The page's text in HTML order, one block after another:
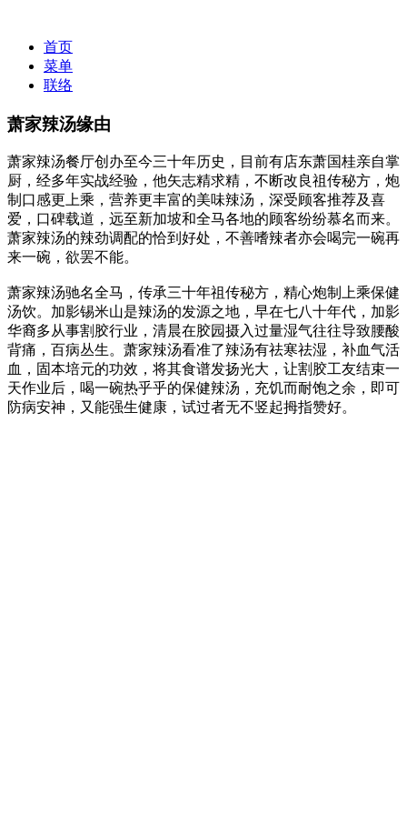
首页
菜单
联络
萧家辣汤缘由
萧家辣汤餐厅创办至今三十年历史，目前有店东萧国桂亲自掌
厨，经多年实战经验，他矢志精求精，不断改良祖传秘方，炮
制口感更上乘，营养更丰富的美味辣汤，深受顾客推荐及喜
爱，口碑载道，远至新加坡和全马各地的顾客纷纷慕名而来。
萧家辣汤的辣劲调配的恰到好处，不善嗜辣者亦会喝完一碗再
来一碗，欲罢不能。
萧家辣汤驰名全马，传承三十年祖传秘方，精心炮制上乘保健
汤饮。加影锡米山是辣汤的发源之地，早在七八十年代，加影
华裔多从事割胶行业，清晨在胶园摄入过量湿气往往导致腰酸
背痛，百病丛生。萧家辣汤看准了辣汤有祛寒祛湿，补血气活
血，固本培元的功效，将其食谱发扬光大，让割胶工友结束一
天作业后，喝一碗热乎乎的保健辣汤，充饥而耐饱之余，即可
防病安神，又能强生健康，试过者无不竖起拇指赞好。